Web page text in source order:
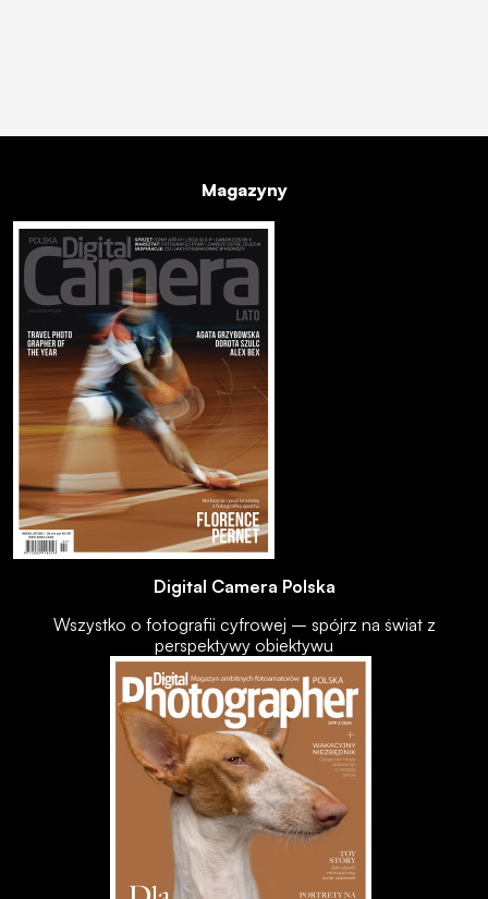
Magazyny
Digital Camera Polska
Wszystko o fotografii cyfrowej – spójrz na świat z
perspektywy obiektywu